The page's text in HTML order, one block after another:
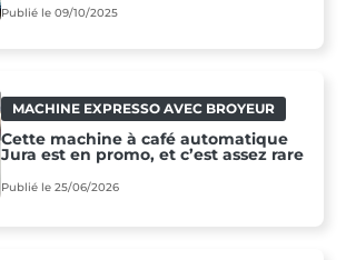
Publié le 09/10/2025
MACHINE EXPRESSO AVEC BROYEUR
Cette machine à café automatique
Jura est en promo, et c’est assez rare
Publié le 25/06/2026